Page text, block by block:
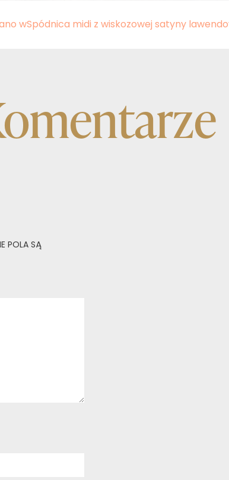
wSpódnica midi z wiskozowej satyny
POLA SĄ